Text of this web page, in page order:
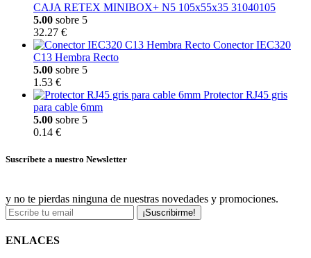
CAJA RETEX MINIBOX+ N5 105x55x35 31040105
5.00 sobre 5
32.27 €
Conector IEC320
C13 Hembra Recto
5.00 sobre 5
1.53 €
Protector RJ45 gris
para cable 6mm
5.00 sobre 5
0.14 €
Suscríbete a nuestro Newsletter
y no te pierdas ninguna de nuestras novedades y promociones.
¡Suscribirme!
ENLACES